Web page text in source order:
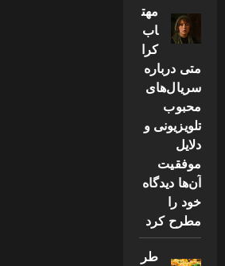
مهت
اب
کرا
متی درباره
سریال‌های
محبوب
تلویزیونی و
دلایل
موفقیت
آن‌ها دیدگاه
خود را
مطرح کرد
طر